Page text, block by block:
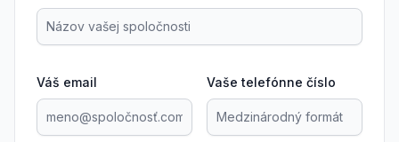
Váš email Vaše telefónne číslo